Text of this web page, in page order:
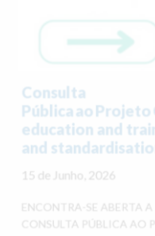
Consulta
Pública ao
education and
and
15 de Junho, 2026
ENCONTRA-SE ABERTA A
CONSULTA PÚBLICA AO